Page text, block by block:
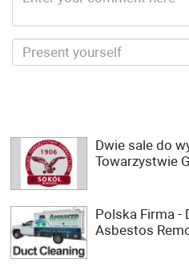
Dwie sale do
Towarzystwie
Polska Firma -
Asbestos